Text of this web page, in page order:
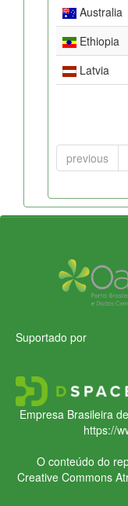
Australia
Ethiopia
Latvia
previous
Suportado por
Empresa Brasileira
https://
O conteúdo do
Creative Commons